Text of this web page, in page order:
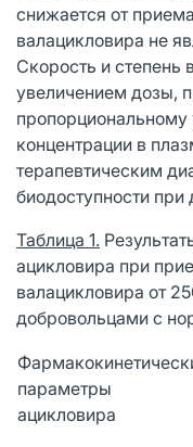
снижается от
валацикловира не
Скорость и
увеличением дозы,
концентрации в
терапевтическим
биодоступности
Таблица 1.
ацикловира при
валацикловира от
добровольцами с
параметры
ацикловира